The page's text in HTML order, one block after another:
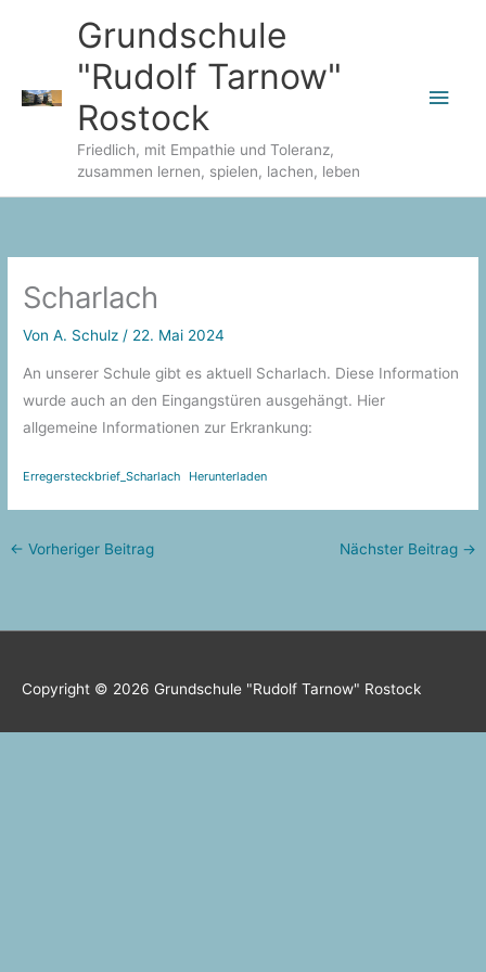
Grundschule
"Rudolf Tarnow"
Rostock
Friedlich, mit Empathie und Toleranz,
zusammen lernen, spielen, lachen, leben
Scharlach
VonA. Schulz / 22. Mai 2024
An unserer Schule gibt es aktuell Scharlach. Diese Information
wurde auch an den Eingangstüren ausgehängt. Hier
allgemeine Informationen zur Erkrankung:
Erregersteckbrief_Scharlach Herunterladen
← Vorheriger Beitrag Nächster Beitrag →
Copyright © 2026 Grundschule "Rudolf Tarnow" Rostock